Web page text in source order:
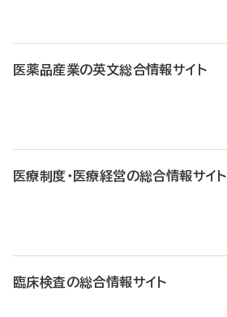
医薬品産業の英文総合情報サイト
医療制度・医療経営の総合情報サイト
臨床検査の総合情報サイト